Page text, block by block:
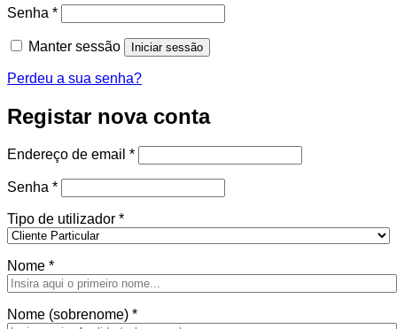
Senha *Obrigatório
Manter sessão Iniciar sessão
Perdeu a sua senha?
Registar nova conta
Endereço de email *Obrigatório
Senha *Obrigatório
Tipo de utilizador *
Nome *
Nome (sobrenome) *